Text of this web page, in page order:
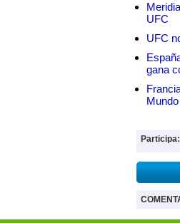
UFC
UFC
gana
Participa: